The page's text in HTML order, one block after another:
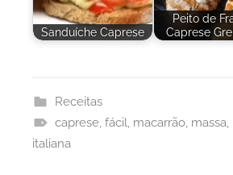
Sanduíche Caprese
Peito de
Caprese
Receitas
caprese, fácil, macarrão, massa,
italiana